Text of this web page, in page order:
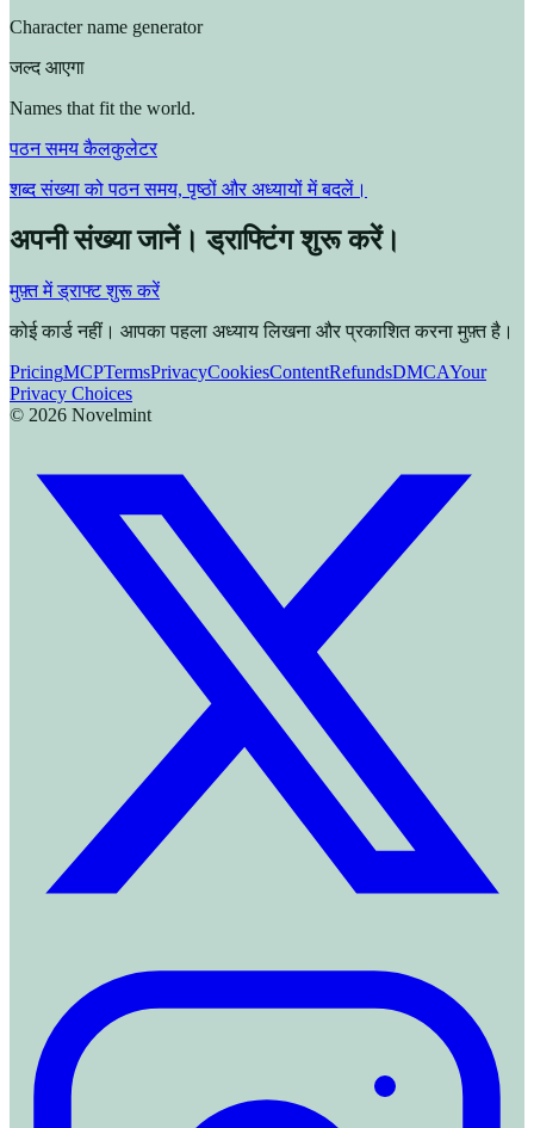
Character name generator
जल्द आएगा
Names that fit the world.
पठन समय कैलकुलेटर
शब्द संख्या को पठन समय, पृष्ठों और अध्यायों में बदलें।
अपनी संख्या जानें। ड्राफ्टिंग शुरू करें।
मुफ़्त में ड्राफ्ट शुरू करें
कोई कार्ड नहीं। आपका पहला अध्याय लिखना और प्रकाशित करना मुफ़्त है।
PricingMCPTermsPrivacyCookiesContentRefundsDMCAYour
Privacy Choices
© 2026 Novelmint